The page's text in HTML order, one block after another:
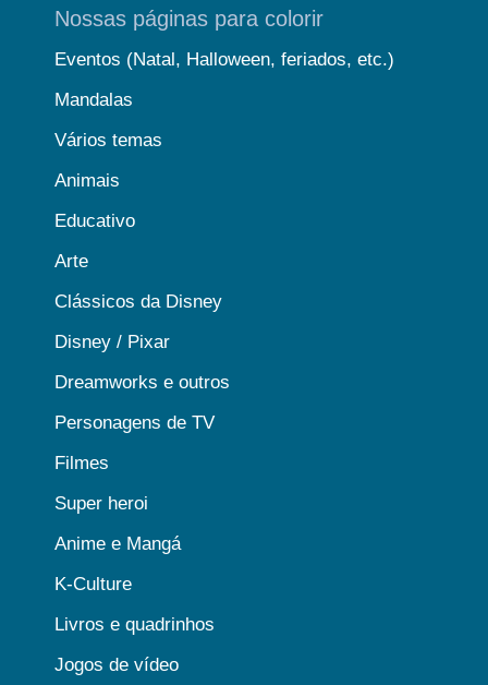
Nossas páginas para colorir
Eventos (Natal, Halloween, feriados, etc.)
Mandalas
Vários temas
Animais
Educativo
Arte
Clássicos da Disney
Disney / Pixar
Dreamworks e outros
Personagens de TV
Filmes
Super heroi
Anime e Mangá
K-Culture
Livros e quadrinhos
Jogos de vídeo